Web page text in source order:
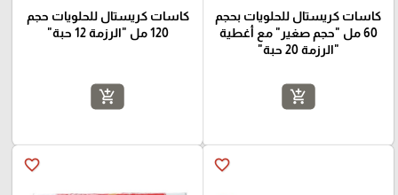
كاسات كريستال للحلويات بحجم
60 مل "حجم صغير" مع أغطية
"الرزمة 20 حبة"
add_shopping_cart
كاسات كريستال للحلويات حجم
120 مل "الرزمة 12 حبة"
add_shopping_cart
favorite_border
favorite_border